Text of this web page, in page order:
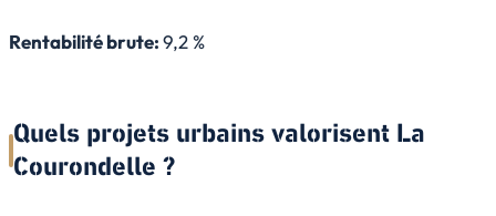
Rentabilité brute:9,2 %
Quels projets urbains valorisent La
Courondelle ?